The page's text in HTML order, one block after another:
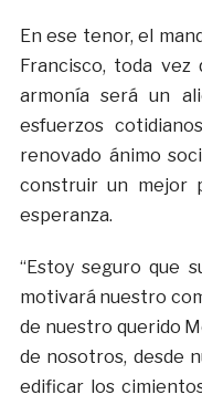
En ese tenor, el
Francisco, toda vez
armonía será un
esfuerzos
renovado ánimo
construir un mejor
esperanza.
“Estoy seguro que
motivará nuestro
de nuestro querido
de nosotros, desde
edificar los